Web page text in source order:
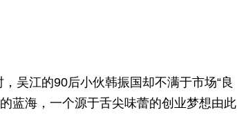
吴江的90后小伙韩振国却不满于市场“良
蓝海，一个源于舌尖味蕾的创业梦想由此